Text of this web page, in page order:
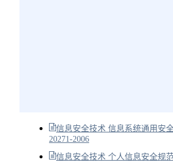
信息安全技术 信息系统通用安
20271-2006
信息安全技术 个人信息安全规